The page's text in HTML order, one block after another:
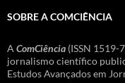
SOBRE A COMCIÊNCIA
A ComCiência (ISSN 1519-
jornalismo científico
Estudos Avançados em